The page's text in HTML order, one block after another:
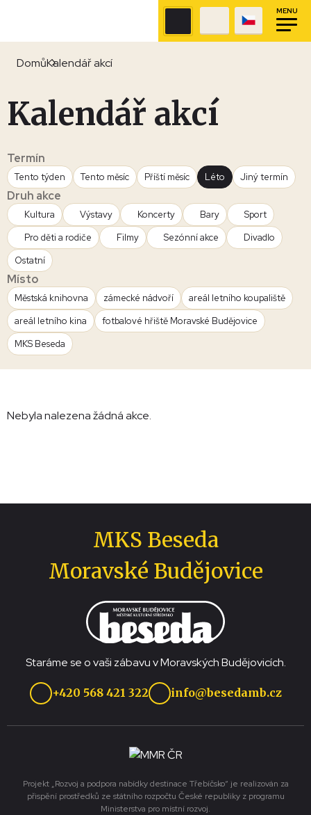
MENU
DomůKalendář akcí
Kalendář akcí
Termín
Tento týden Tento měsíc Příští měsíc Léto Jiný termín
Druh akce
Kultura Výstavy Koncerty Bary
Sport
Pro děti a rodiče
Filmy Sezónní akce
Divadlo
Ostatní
Místo
Městská knihovna zámecké nádvoří
areál letního koupaliště
areál letního kina
fotbalové hřiště Moravské Budějovice
MKS Beseda
Nebyla nalezena žádná akce.
MKS Beseda
Moravské Budějovice
Staráme se o vaši zábavu v Moravských Budějovicích.
+420 568 421 322 info@besedamb.cz
Projekt „Rozvoj a podpora nabídky destinace Třebíčsko“ je realizován za
přispění prostředků ze státního rozpočtu České republiky z programu
Ministerstva pro místní rozvoj.